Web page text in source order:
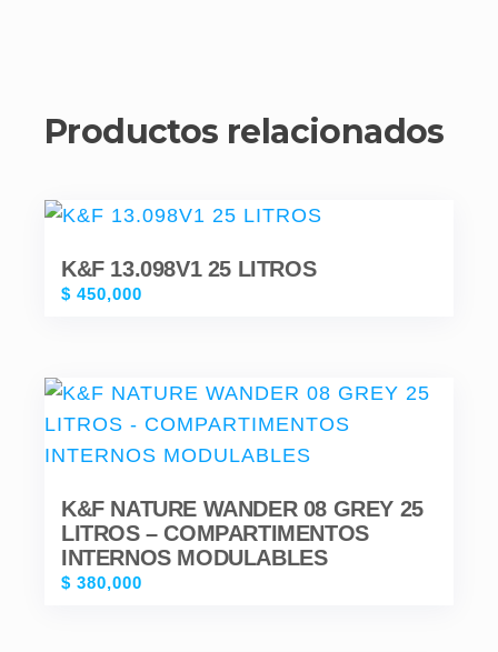
Productos relacionados
K&F 13.098V1 25 LITROS
$ 450,000
K&F NATURE WANDER 08 GREY 25
LITROS – COMPARTIMENTOS
INTERNOS MODULABLES
$ 380,000